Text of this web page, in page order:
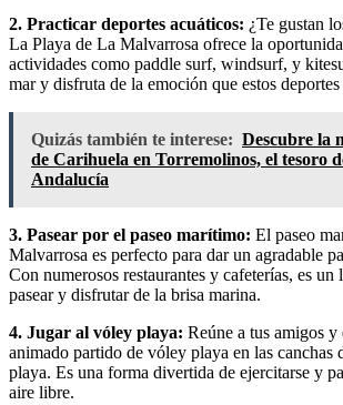
2. Practicar deportes acuáticos: ¿Te gustan
La Playa de La Malvarrosa ofrece la
actividades como paddle surf, windsurf, y
mar y disfruta de la emoción que estos
Quizás también te interese: Descubre la
de Carihuela en Torremolinos, el tesoro
Andalucía
3. Pasear por el paseo marítimo: El paseo
Malvarrosa es perfecto para dar un agradable
Con numerosos restaurantes y cafeterías, es un
pasear y disfrutar de la brisa marina.
4. Jugar al vóley playa: Reúne a tus amigos y
animado partido de vóley playa en las canchas
playa. Es una forma divertida de ejercitarse y
aire libre.